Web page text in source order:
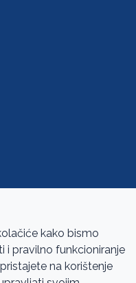
kako bismo
i pravilno funkcioniranje
na korištenje